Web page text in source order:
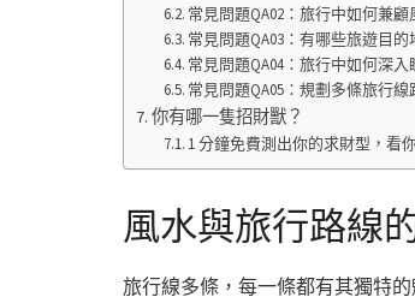
常見問題QA02：旅行中如何兼顧
常見問題QA03：有哪些旅遊目
常見問題QA04：旅行中如何深入
常見問題QA05：規劃多條旅行
你有哪一隻招財獸？
1 分鐘免費測出你的求財型，看
風水與旅行路線
旅行線多條，每一條都有其獨特